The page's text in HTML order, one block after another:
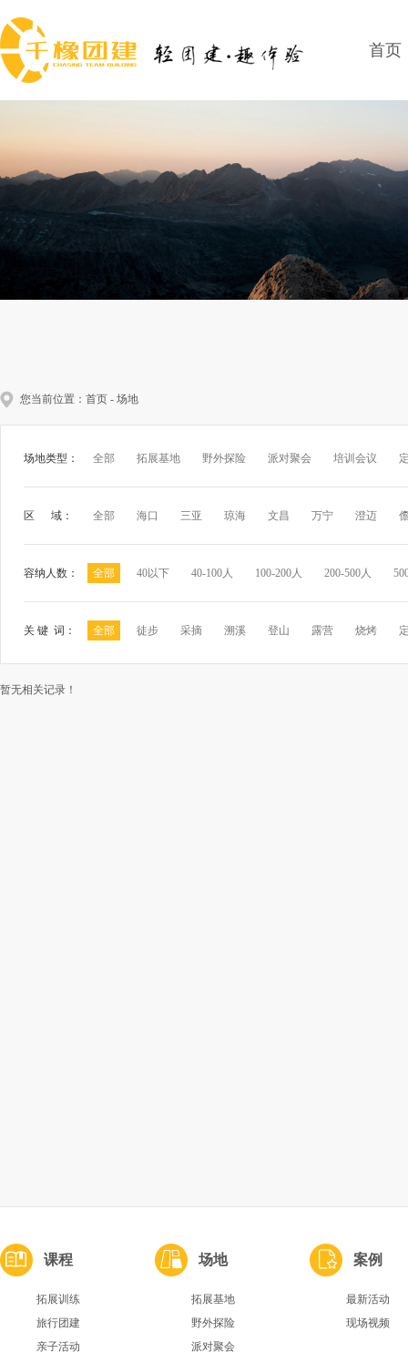
首页
您当前位置： 首页 - 场地
场地类型： 全部 拓展基地 野外探险 派对聚会 培训会议
区 域： 全部 海口 三亚 琼海 文昌 万宁 澄迈
容纳人数： 全部 40以下 40-100人 100-200人 200-500人
关 键 词： 全部 徒步 采摘 溯溪 登山 露营 烧烤
暂无相关记录！
课程
拓展训练
旅行团建
亲子活动
场地
拓展基地
野外探险
派对聚会
案例
最新活动
现场视频